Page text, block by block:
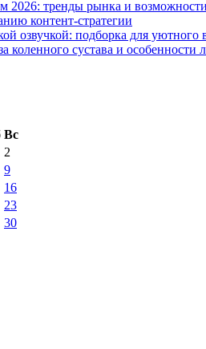
2026: тренды рынка и возможности
контент-стратегии
озвучкой: подборка для уютного
коленного сустава и особенности
Вс
2
9
16
23
30